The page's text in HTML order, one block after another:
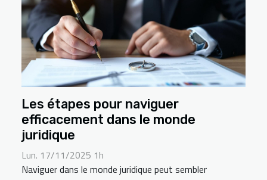
Les étapes pour naviguer
efficacement dans le monde
juridique
Lun. 17/11/2025 1h
Naviguer dans le monde juridique peut sembler